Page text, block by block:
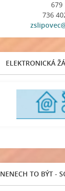
679
736
ELEKTRONICKÁ
NENECH TO BÝT -